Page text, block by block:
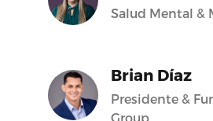
Salud Mental &
Brian Díaz
Presidente &
Group